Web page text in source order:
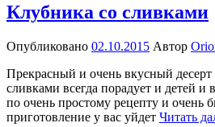
Клубника со сливками
Опубликовано 02.10.2015 Автор
Прекрасный и очень вкусный
сливками всегда порадует и детей и
по очень простому рецепту и очень
приготовление у вас уйдет Читать